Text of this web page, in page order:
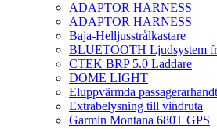
ADAPTOR HARNESS
ADAPTOR HARNESS
Baja-Helljusstrålkastare
BLUETOOTH Ljudsystem
CTEK BRP 5.0 Laddare
DOME LIGHT
Eluppvärmda
Extrabelysning till vindruta
Garmin Montana 680T GPS